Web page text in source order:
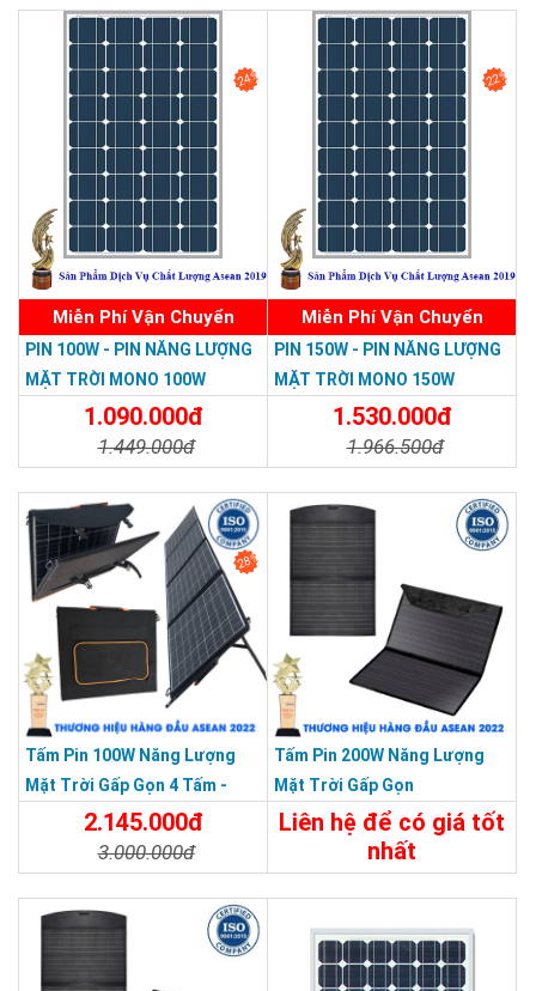
24%
Miễn Phí Vận Chuyển
PIN 100W - PIN NĂNG LƯỢNG
MẶT TRỜI MONO 100W
1.090.000đ
1.449.000đ
22%
Miễn Phí Vận Chuyển
PIN 150W - PIN NĂNG LƯỢNG
MẶT TRỜI MONO 150W
1.530.000đ
1.966.500đ
28%
Tấm Pin 100W Năng Lượng
Mặt Trời Gấp Gọn 4 Tấm -
Xách Tay Du Lịch Dã Ngoại
2.145.000đ
3.000.000đ
Tấm Pin 200W Năng Lượng
Mặt Trời Gấp Gọn
Liên hệ để có giá tốt
nhất